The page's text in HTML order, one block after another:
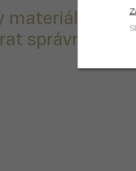
materiály, které
správnou